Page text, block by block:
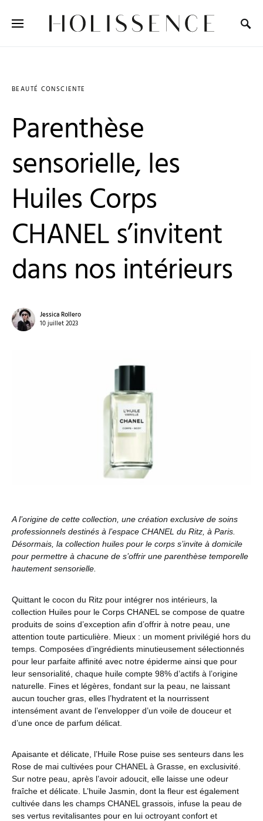
BEAUTÉ CONSCIENTE
Parenthèse
sensorielle, les
Huiles Corps
CHANEL s’invitent
dans nos intérieurs
Jessica Rollero
10 juillet 2023
A l’origine de cette collection, une création exclusive de soins
professionnels destinés à l’espace CHANEL du Ritz, à Paris.
Désormais, la collection huiles pour le corps s’invite à domicile
pour permettre à chacune de s’offrir une parenthèse temporelle
hautement sensorielle.
Quittant le cocon du Ritz pour intégrer nos intérieurs, la
collection Huiles pour le Corps CHANEL se compose de quatre
produits de soins d’exception afin d’offrir à notre peau, une
attention toute particulière. Mieux : un moment privilégié hors du
temps. Composées d’ingrédients minutieusement sélectionnés
pour leur parfaite affinité avec notre épiderme ainsi que pour
leur sensorialité, chaque huile compte 98% d’actifs à l’origine
naturelle. Fines et légères, fondant sur la peau, ne laissant
aucun toucher gras, elles l’hydratent et la nourrissent
intensément avant de l’envelopper d’un voile de douceur et
d’une once de parfum délicat.
Apaisante et délicate, l’Huile Rose puise ses senteurs dans les
Rose de mai cultivées pour CHANEL à Grasse, en exclusivité.
Sur notre peau, après l’avoir adoucit, elle laisse une odeur
fraîche et délicate. L’huile Jasmin, dont la fleur est également
cultivée dans les champs CHANEL grassois, infuse la peau de
ses vertus revitalisantes pour en lui octroyant confort et